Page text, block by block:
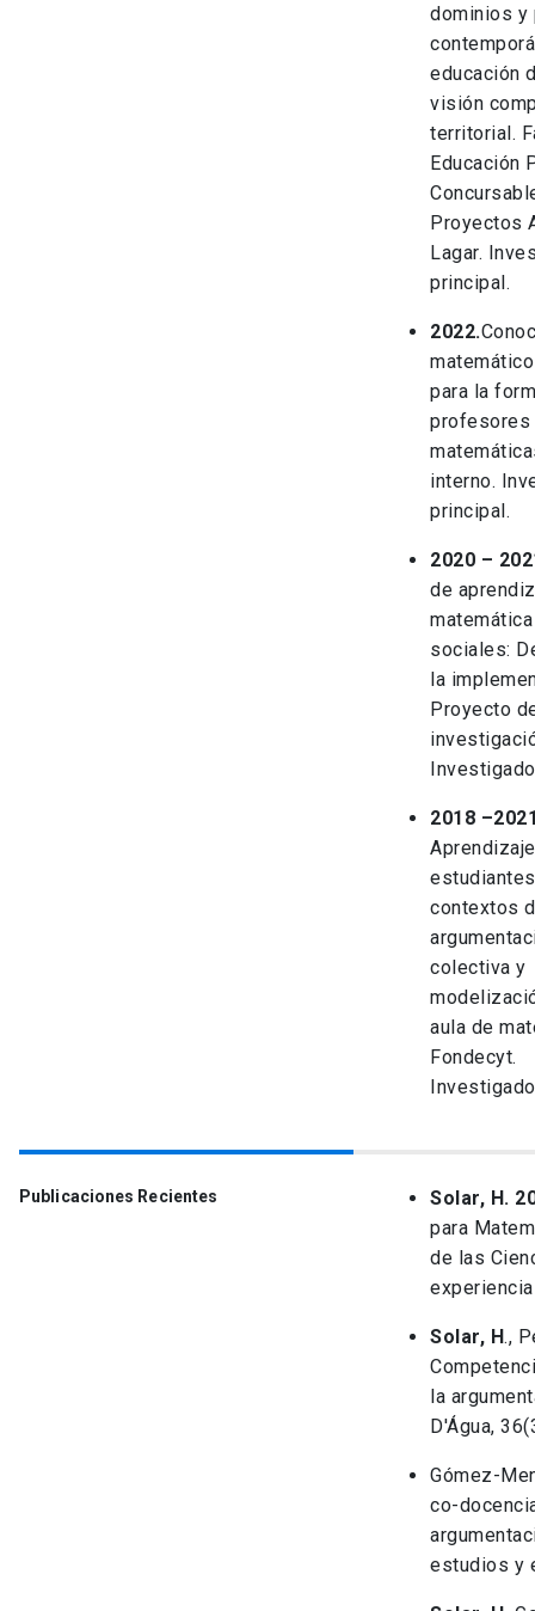
dominios y
educación
visión
territorial.
Educación
Proyectos
Lagar.
principal.
2022.
para la
profesores
interno.
principal.
2020 –
de
sociales:
la
Proyecto
2018
contextos
colectiva y
aula de
Fondecyt.
Publicaciones Recientes
Solar, H.
para
de las
Solar, H.,
la
D'Água,
Gómez-
co-
estudios y